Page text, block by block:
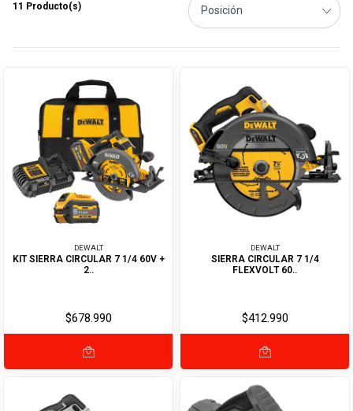
11 Producto(s)
DEWALT
KIT SIERRA CIRCULAR 7 1/4 60V +
2..
$678.990
DEWALT
SIERRA CIRCULAR 7 1/4
FLEXVOLT 60..
$412.990